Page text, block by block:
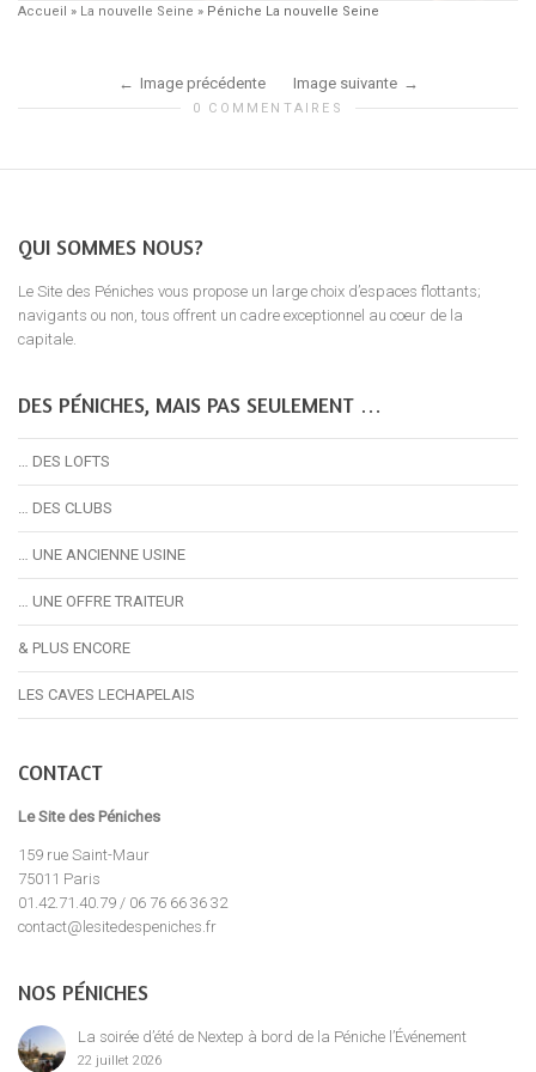
Accueil » La nouvelle Seine » Péniche La nouvelle Seine
Image précédente Image suivante
0 COMMENTAIRES
QUI SOMMES NOUS?
Le Site des Péniches vous propose un large choix d’espaces flottants;
navigants ou non, tous offrent un cadre exceptionnel au coeur de la
capitale.
DES PÉNICHES, MAIS PAS SEULEMENT …
… DES LOFTS
… DES CLUBS
… UNE ANCIENNE USINE
… UNE OFFRE TRAITEUR
& PLUS ENCORE
LES CAVES LECHAPELAIS
CONTACT
Le Site des Péniches
159 rue Saint-Maur
75011 Paris
01.42.71.40.79 / 06 76 66 36 32
contact@lesitedespeniches.fr
NOS PÉNICHES
La soirée d’été de Nextep à bord de la Péniche l’Événement
22 juillet 2026